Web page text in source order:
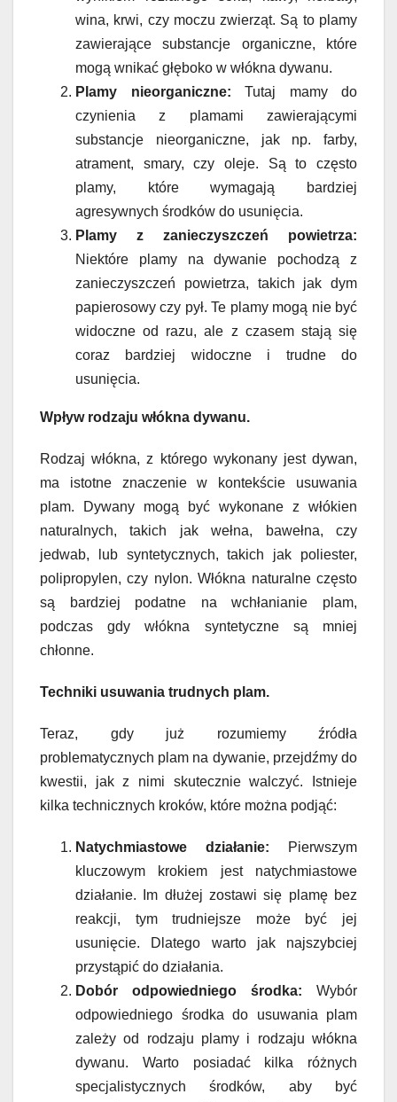
wina, krwi, czy moczu zwierząt. Są to plamy
zawierające substancje organiczne, które
mogą wnikać głęboko w włókna dywanu.
Plamy nieorganiczne: Tutaj mamy do
czynienia z plamami zawierającymi
substancje nieorganiczne, jak np. farby,
atrament, smary, czy oleje. Są to często
plamy, które wymagają bardziej
agresywnych środków do usunięcia.
Plamy z zanieczyszczeń powietrza:
Niektóre plamy na dywanie pochodzą z
zanieczyszczeń powietrza, takich jak dym
papierosowy czy pył. Te plamy mogą nie być
widoczne od razu, ale z czasem stają się
coraz bardziej widoczne i trudne do
usunięcia.
Wpływ rodzaju włókna dywanu.
Rodzaj włókna, z którego wykonany jest dywan,
ma istotne znaczenie w kontekście usuwania
plam. Dywany mogą być wykonane z włókien
naturalnych, takich jak wełna, bawełna, czy
jedwab, lub syntetycznych, takich jak poliester,
polipropylen, czy nylon. Włókna naturalne często
są bardziej podatne na wchłanianie plam,
podczas gdy włókna syntetyczne są mniej
chłonne.
Techniki usuwania trudnych plam.
Teraz, gdy już rozumiemy źródła
problematycznych plam na dywanie, przejdźmy do
kwestii, jak z nimi skutecznie walczyć. Istnieje
kilka technicznych kroków, które można podjąć:
Natychmiastowe działanie: Pierwszym
kluczowym krokiem jest natychmiastowe
działanie. Im dłużej zostawi się plamę bez
reakcji, tym trudniejsze może być jej
usunięcie. Dlatego warto jak najszybciej
przystąpić do działania.
Dobór odpowiedniego środka: Wybór
odpowiedniego środka do usuwania plam
zależy od rodzaju plamy i rodzaju włókna
dywanu. Warto posiadać kilka różnych
specjalistycznych środków, aby być